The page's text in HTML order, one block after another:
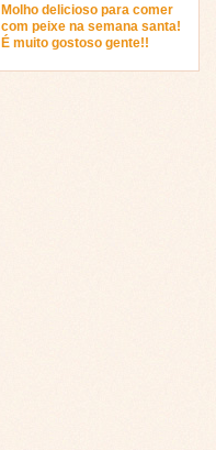
Molho delicioso para comer
com peixe na semana santa!
É muito gostoso gente!!